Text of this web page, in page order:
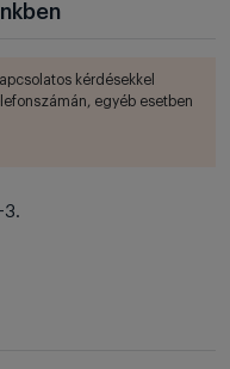
kérdésekkel
egyéb esetben
3.